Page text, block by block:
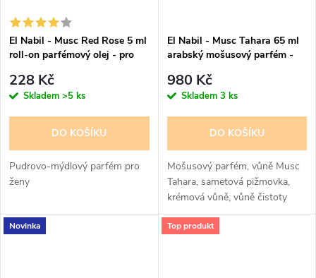
El Nabil - Musc Red Rose 5 ml
roll-on parfémový olej - pro
228 Kč
Skladem >5 ks
DO KOŠÍKU
Pudrovo-mýdlový parfém pro
ženy
El Nabil - Musc Tahara 65 ml
arabský mošusový parfém -
980 Kč
Skladem 3 ks
DO KOŠÍKU
Mošusový parfém, vůně Musc
Tahara, sametová pižmovka,
krémová vůně, vůně čistoty
Novinka Top produkt